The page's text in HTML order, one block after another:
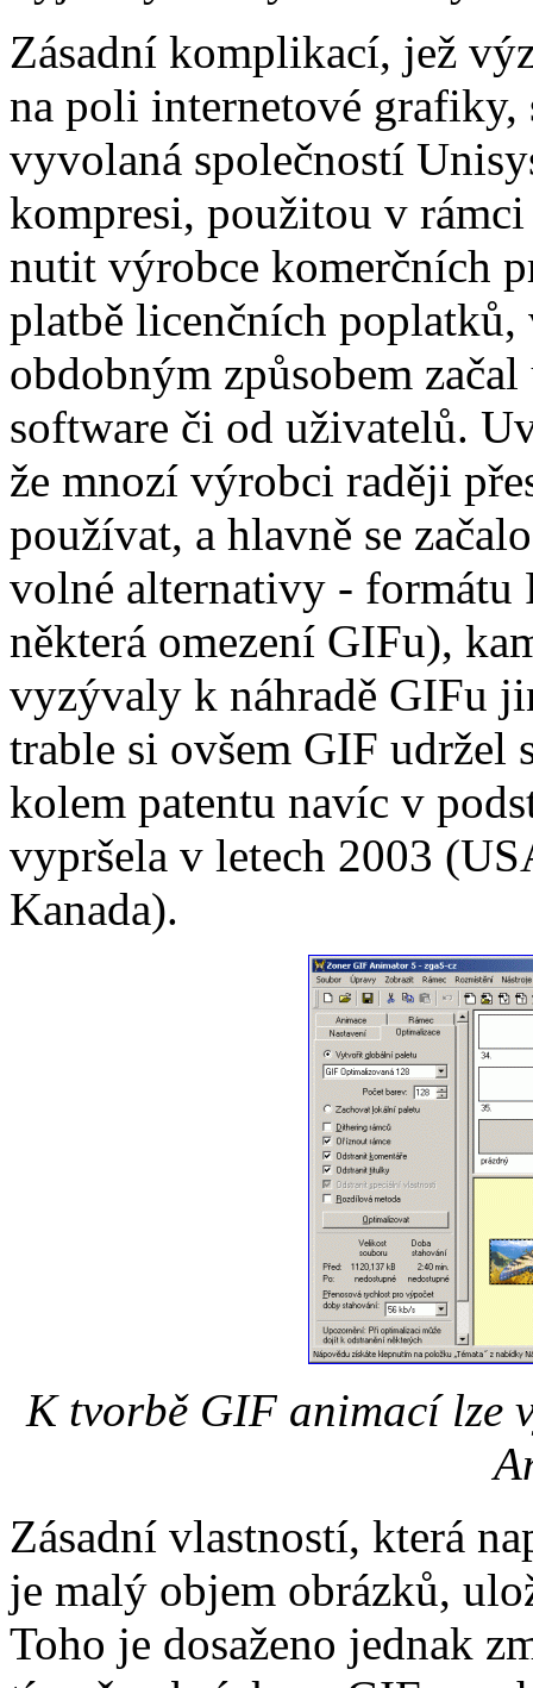
Zásadní komplikací, jež
na poli internetové grafiky,
vyvolaná společností
kompresi, použitou v
nutit výrobce komerčních
platbě licenčních poplatků,
obdobným způsobem
software či od uživatelů.
že mnozí výrobci raději
používat, a hlavně se
volné alternativy - formátu
některá omezení GIFu),
vyzývaly k náhradě GIFu
trable si ovšem GIF udržel
kolem patentu navíc v
vypršela v letech 2003
Kanada).
K tvorbě GIF animací lze
Zásadní vlastností, která
je malý objem obrázků,
Toho je dosaženo jednak